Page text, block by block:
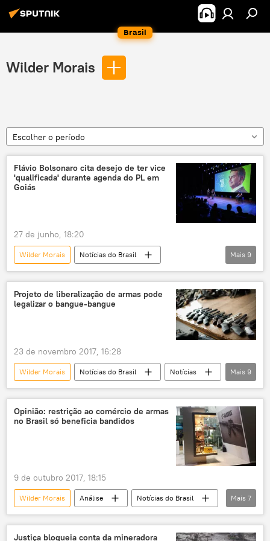
Brasil
Wilder Morais
Escolher o período
Flávio Bolsonaro cita desejo de ter vice
'qualificada' durante agenda do PL em
Goiás
27 de junho, 18:20
Wilder Morais
Notícias do Brasil
Flávio Bolsonaro
Goiás
PL
Brasil
eleições 2026
presidente
vice-presidente
Goiânia
Mais 9
Projeto de liberalização de armas pode
legalizar o bangue-bangue
23 de novembro 2017, 16:28
Wilder Morais Notícias do Brasil
Notícias
Sérgio Petecão
Ignacio Cano
Senado
Laboratório de Análise de Violência da Universidade do Estado do Rio de Janeiro (UERJ)
Mais 9
Opinião: restrição ao comércio de armas
no Brasil só beneficia bandidos
9 de outubro 2017, 18:15
Wilder Morais Análise
Notícias do Brasil
Notícias
Alemanha
Suécia
Áustria
Jonas Tadeu Nunes
armas
Mais 7
Justiça bloqueia conta da mineradora